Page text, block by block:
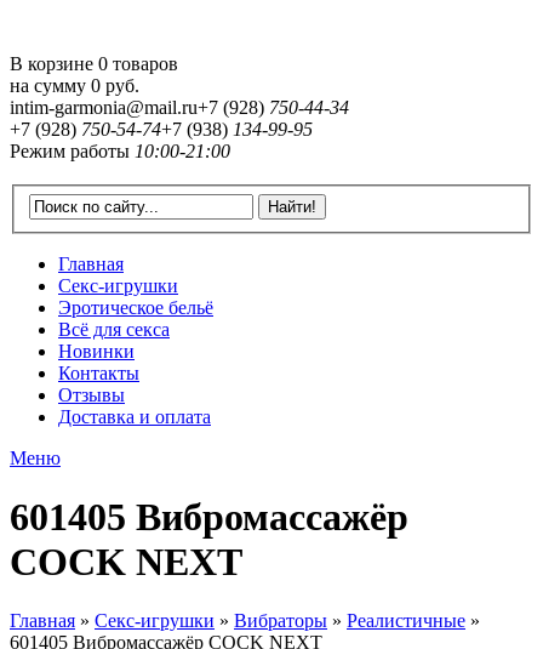
В корзине 0 товаров
на сумму 0 руб.
intim-garmonia@mail.ru+7 (928) 750-44-34
+7 (928) 750-54-74+7 (938) 134-99-95
Режим работы 10:00-21:00
Главная
Секс-игрушки
Эротическое бельё
Всё для секса
Новинки
Контакты
Отзывы
Доставка и оплата
Меню
601405 Вибромассажёр
COCK NEXT
Главная » Секс-игрушки » Вибраторы » Реалистичные »
601405 Вибромассажёр COCK NEXT